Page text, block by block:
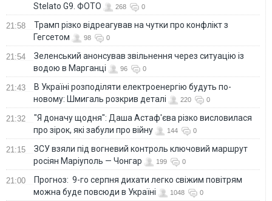
Stelato G9. ФОТО
268 0
21:58
Трамп різко відреагував на чутки про конфлікт з
Гегсетом
98 0
21:54
Зеленський анонсував звільнення через ситуацію із
водою в Марганці
96 0
21:43
В Україні розподіляти електроенергію будуть по-
новому: Шмигаль розкрив деталі
220 0
21:32
"Я доначу щодня": Даша Астаф'єва різко висловилася
про зірок, які забули про війну
144 0
21:15
ЗСУ взяли під вогневий контроль ключовий маршрут
росіян Маріуполь — Чонгар
199 0
21:00
Прогноз: 9-го серпня дихати легко свіжим повітрям
можна буде повсюди в Україні
1048 0